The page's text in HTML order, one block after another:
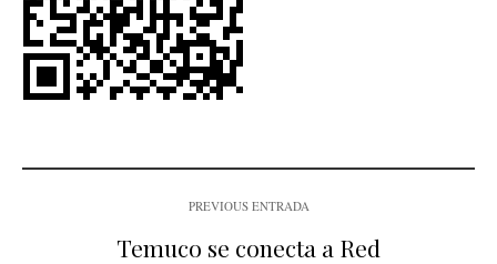
PREVIOUS ENTRADA
Temuco se conecta a Red